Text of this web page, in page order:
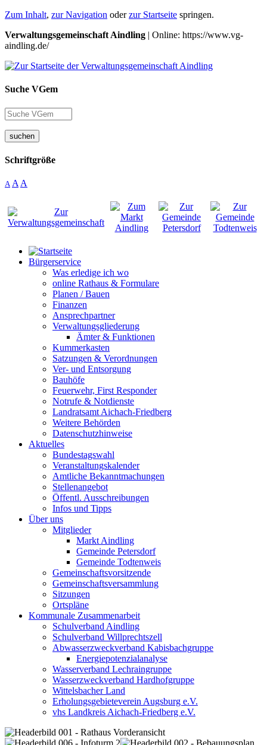
Zum Inhalt, zur Navigation oderzur Startseite springen.
Verwaltungsgemeinschaft Aindling | Online: https://www.vg-
aindling.de/
Suche VGem
suchen
Schriftgröße
A A A
Bürgerservice
Was erledige ich wo
online Rathaus & Formulare
Planen / Bauen
Finanzen
Ansprechpartner
Verwaltungsgliederung
Ämter & Funktionen
Kummerkasten
Satzungen & Verordnungen
Ver- und Entsorgung
Bauhöfe
Feuerwehr, First Responder
Notrufe & Notdienste
Landratsamt Aichach-Friedberg
Weitere Behörden
Datenschutzhinweise
Aktuelles
Bundestagswahl
Veranstaltungskalender
Amtliche Bekanntmachungen
Stellenangebot
Öffentl. Ausschreibungen
Infos und Tipps
Über uns
Mitglieder
Markt Aindling
Gemeinde Petersdorf
Gemeinde Todtenweis
Gemeinschaftsvorsitzende
Gemeinschaftsversammlung
Sitzungen
Ortspläne
Kommunale Zusammenarbeit
Schulverband Aindling
Schulverband Willprechtszell
Abwasserzweckverband Kabisbachgruppe
Energiepotenzialanalyse
Wasserverband Lechraingruppe
Wasserzweckverband Hardhofgruppe
Wittelsbacher Land
Erholungsgebieteverein Augsburg e.V.
vhs Landkreis Aichach-Friedberg e.V.